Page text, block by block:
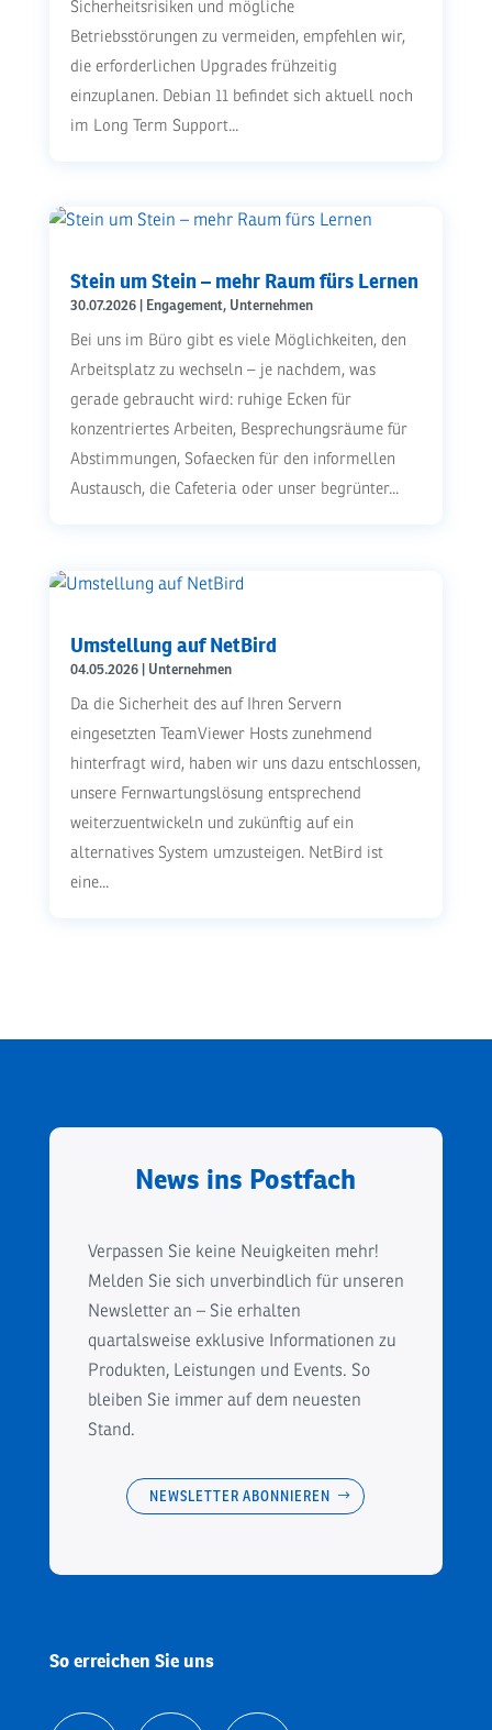
Sicherheitsrisiken und mögliche
Betriebsstörungen zu vermeiden, empfehlen wir,
die erforderlichen Upgrades frühzeitig
einzuplanen. Debian 11 befindet sich aktuell noch
im Long Term Support...
Stein um Stein – mehr Raum fürs Lernen
30.07.2026| Engagement, Unternehmen
Bei uns im Büro gibt es viele Möglichkeiten, den
Arbeitsplatz zu wechseln – je nachdem, was
gerade gebraucht wird: ruhige Ecken für
konzentriertes Arbeiten, Besprechungsräume für
Abstimmungen, Sofaecken für den informellen
Austausch, die Cafeteria oder unser begrünter...
Umstellung auf NetBird
04.05.2026| Unternehmen
Da die Sicherheit des auf Ihren Servern
eingesetzten TeamViewer Hosts zunehmend
hinterfragt wird, haben wir uns dazu entschlossen,
unsere Fernwartungslösung entsprechend
weiterzuentwickeln und zukünftig auf ein
alternatives System umzusteigen. NetBird ist
eine...
News ins Postfach
Verpassen Sie keine Neuigkeiten mehr!
Melden Sie sich unverbindlich für unseren
Newsletter an – Sie erhalten
quartalsweise exklusive Informationen zu
Produkten, Leistungen und Events. So
bleiben Sie immer auf dem neuesten
Stand.
NEWSLETTER ABONNIEREN
So erreichen Sie uns